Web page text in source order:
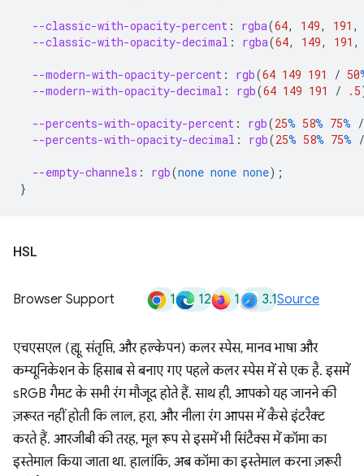
--classic-with-opacity-percent : rgba(64, 149, 191 ,
--classic-with-opacity-decimal : rgba(64, 149, 191 ,
--modern-with-opacity-percent : rgb(64 149 191 / 50
--modern-with-opacity-decimal : rgb(64 149 191 / .5
--percents-with-opacity-percent : rgb(25% 58% 75% /
--percents-with-opacity-decimal : rgb(25% 58% 75% /
--empty-channels : rgb(none none none);
}
HSL
Browser Support 1 12 1 3.1Source
एचएसएल (ह्यू, संतृप्ति, और हल्केपन) कलर स्पेस, मानव भाषा और
कम्यूनिकेशन के हिसाब से बनाए गए पहले कलर स्पेस में से एक है. इसमें
sRGB गैमट के सभी रंग मौजूद होते हैं. साथ ही, आपको यह जानने की
ज़रूरत नहीं होती कि लाल, हरा, और नीला रंग आपस में कैसे इंटरैक्ट
करते हैं. आरजीबी की तरह, मूल रूप से इसमें भी सिंटैक्स में कॉमा का
इस्तेमाल किया जाता था. हालांकि, अब कॉमा का इस्तेमाल करना ज़रूरी